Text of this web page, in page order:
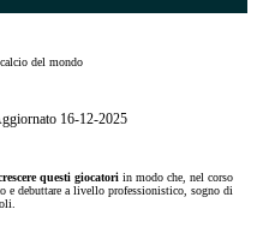
del mondo
16-12-2025
questi giocatori in modo che, nel corso
e debuttare a livello professionistico, sogno di